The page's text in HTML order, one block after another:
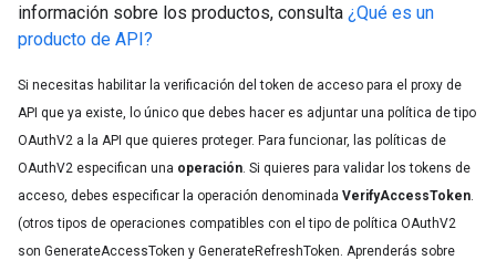
información sobre los productos, consulta ¿Qué es un
producto de API?
Si necesitas habilitar la verificación del token de acceso para el proxy de
API que ya existe, lo único que debes hacer es adjuntar una política de tipo
OAuthV2 a la API que quieres proteger. Para funcionar, las políticas de
OAuthV2 especifican una operación . Si quieres para validar los tokens de
acceso, debes especificar la operación denominada VerifyAccessToken
(otros tipos de operaciones compatibles con el tipo de política OAuthV2
son GenerateAccessToken y GenerateRefreshToken. Aprenderás sobre